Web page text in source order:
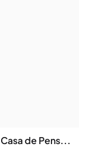
de Pens...